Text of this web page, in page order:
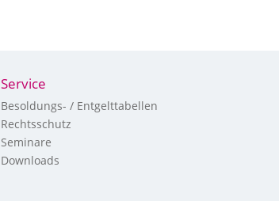
Service
Besoldungs- / Entgelttabellen
Rechtsschutz
Seminare
Downloads